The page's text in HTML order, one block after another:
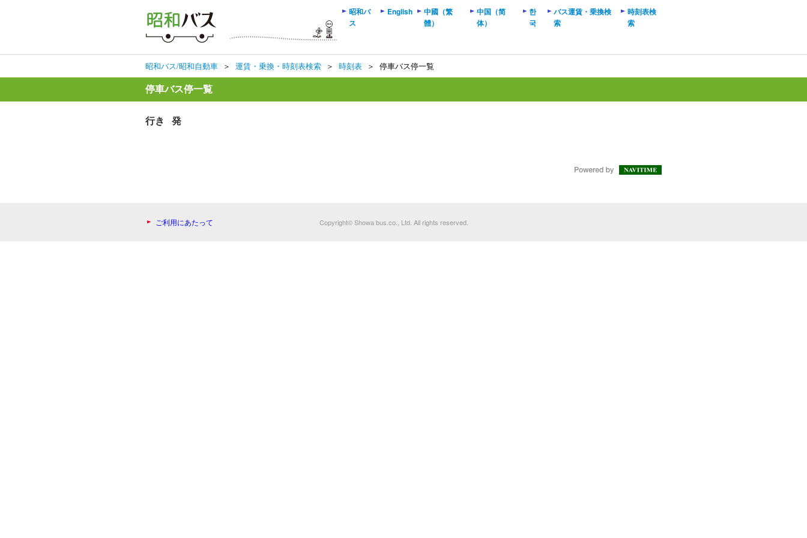
昭和バス/昭和自動車 ＞ 運賃・乗換・時刻表検索 ＞ 時刻表 ＞ 停車バス停一覧
停車バス停一覧
行き 発
昭和バ
ス
English
中國（繁
體）
中国（简
体）
한
국
バス運賃・乗換検
索
時刻表検
索
ご利用にあたって Copyright© Showa bus.co., Ltd. All rights reserved.